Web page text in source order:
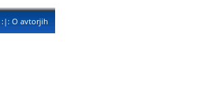
:|: O avtorjih